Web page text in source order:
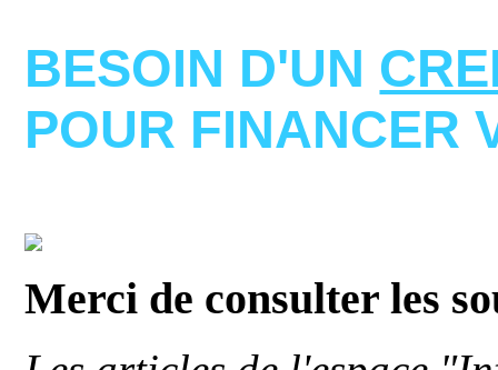
BESOIN D'UN
POUR FINANCER
Merci de consulter les